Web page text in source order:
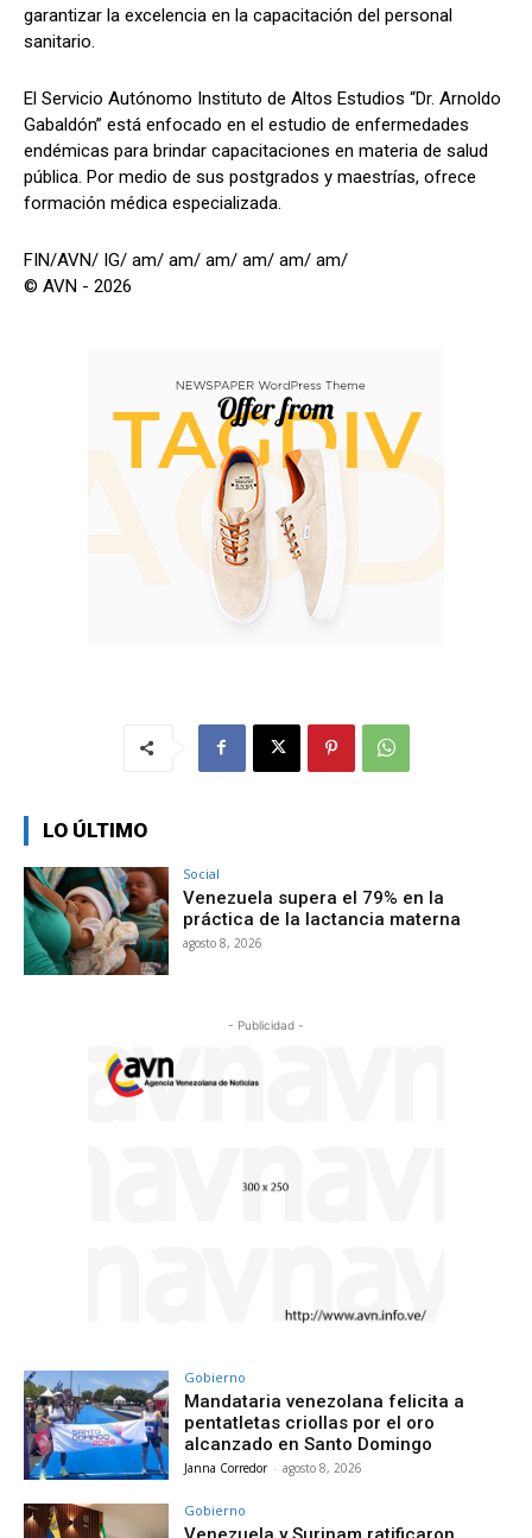
garantizar la excelencia en la capacitación del personal
sanitario.
El Servicio Autónomo Instituto de Altos Estudios “Dr. Arnoldo
Gabaldón” está enfocado en el estudio de enfermedades
endémicas para brindar capacitaciones en materia de salud
pública. Por medio de sus postgrados y maestrías, ofrece
formación médica especializada.
FIN/AVN/ IG/ am/ am/ am/ am/ am/ am/
© AVN - 2026
LO ÚLTIMO
Social
Venezuela supera el 79% en la
práctica de la lactancia materna
agosto 8, 2026
- Publicidad -
Gobierno
Mandataria venezolana felicita a
pentatletas criollas por el oro
alcanzado en Santo Domingo
Janna Corredor - agosto 8, 2026
Gobierno